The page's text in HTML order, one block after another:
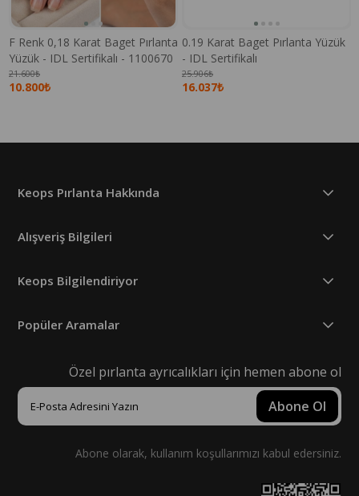
F Renk 0,18 Karat Baget Pırlanta
Yüzük - IDL Sertifikalı - 1100670
10.800₺
21.600₺
0.19 Karat Baget Pırlanta Yüzük
- IDL Sertifikalı
16.037₺
25.906₺
Keops Pırlanta Hakkında
Alışveriş Bilgileri
Keops Bilgilendiriyor
Popüler Aramalar
Özel pırlanta ayrıcalıkları için hemen abone ol
Abone Ol
Abone olarak, kullanım koşullarımızı kabul edersiniz.